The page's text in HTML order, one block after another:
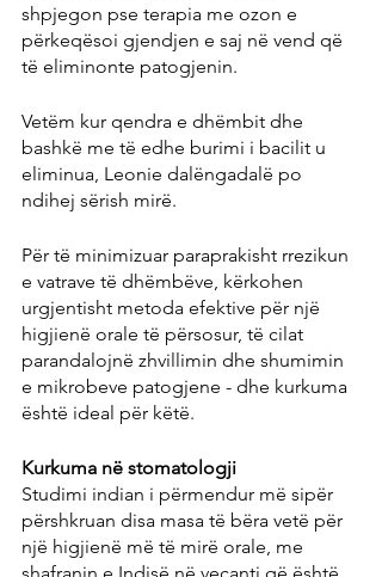
shpjegon pse terapia me ozon e
përkeqësoi gjendjen e saj në vend që
të eliminonte patogjenin.
Vetëm kur qendra e dhëmbit dhe
bashkë me të edhe burimi i bacilit u
eliminua, Leonie dalëngadalë po
ndihej sërish mirë.
Për të minimizuar paraprakisht rrezikun
e vatrave të dhëmbëve, kërkohen
urgjentisht metoda efektive për një
higjienë orale të përsosur, të cilat
parandalojnë zhvillimin dhe shumimin
e mikrobeve patogjene - dhe kurkuma
është ideal për këtë.
Kurkuma në stomatologji
Studimi indian i përmendur më sipër
përshkruan disa masa të bëra vetë për
një higjienë më të mirë orale, me
shafranin e Indisë në veçanti që është